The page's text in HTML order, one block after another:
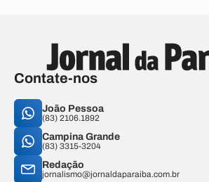
Contate-nos
João Pessoa
(83) 2106.1892
Campina Grande
(83) 3315-3204
Redação
jornalismo@jornaldaparaiba.com.br